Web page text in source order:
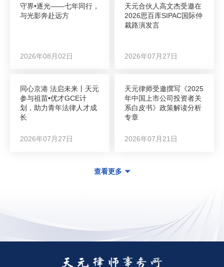
守界•逐光——七年同行，
与光影奔赴远方
2026年08月02日
天元合伙人高文杰受邀在
2026思百库SIPAC国际仲
裁路演发言
2026年07月27日
同心京港 法启未来丨天元
参与祖苗•优才GCE计
划，助力青年法律人才成
长
2026年07月27日
天元律师受邀撰写《2025
年中国上市公司投资者关
系白皮书》政策解读分析
专章
2026年07月21日
查看更多